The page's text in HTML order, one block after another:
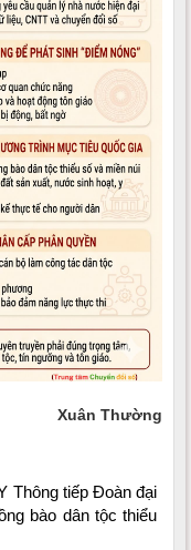
Xuân Thường
Thông tiếp Đoàn đại
bào dân tộc thiểu